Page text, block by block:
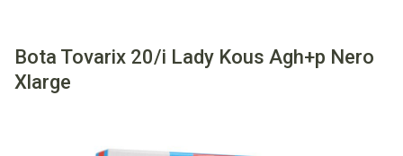
Bota Tovarix 20/i Lady Kous Agh+p Nero
Xlarge